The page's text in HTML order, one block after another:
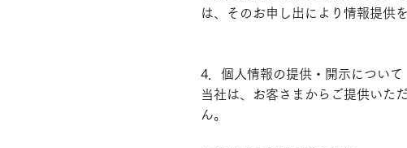
は、そのお申し出により情報提供
4．個人情報の提供・開示について
当社は、お客さまからご提供いた
ん。